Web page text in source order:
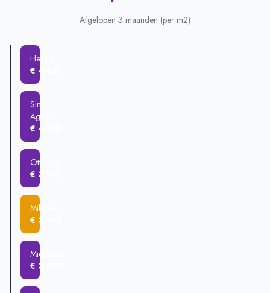
€ 670.000
€ 511.875
Gennep
Milsbeek
Middelaar
Oeffelt
Afgelopen 3 maanden (per m2)
Heijen
€ 4.653
Sint
Agatha
€ 4.081
Ottersum
€ 3.918
Milsbeek
€ 3.796
Middelaar
€ 3.587